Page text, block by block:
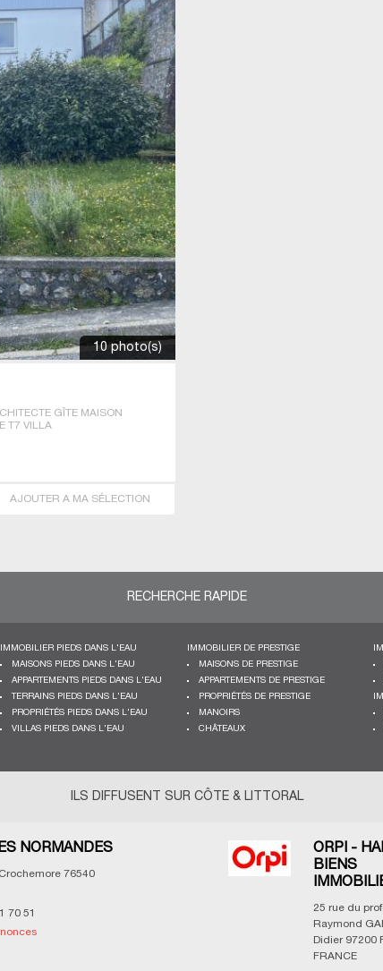
10 photo(s)
GÎTE MAISON
T7 VILLA
AJOUTER A MA SÉLECTION
RECHERCHE RAPIDE
IMMOBILIER PIEDS DANS L'EAU
MAISONS PIEDS DANS L'EAU
APPARTEMENTS PIEDS DANS L'EAU
TERRAINS PIEDS DANS L'EAU
PROPRIÉTÉS PIEDS DANS L'EAU
VILLAS PIEDS DANS L'EAU
IMMOBILIER DE PRESTIGE
MAISONS DE PRESTIGE
APPARTEMENTS DE PRESTIGE
PROPRIÉTÉS DE PRESTIGE
MANOIRS
CHÂTEAUX
ILS DIFFUSENT SUR CÔTE & LITTORAL
76540
ORPI -
BIENS
IMMOBILIERS
25 rue du
Raymond
Didier 97200
FRANCE